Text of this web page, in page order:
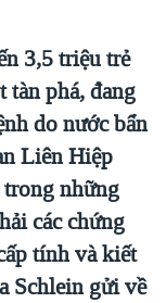
KHỨ VÀ HIỆN
3,5 triệu trẻ
tàn phá, đang
do nước bẩn
Liên Hiệp
trong những
các chứng
tính và kiết
Schlein gửi về